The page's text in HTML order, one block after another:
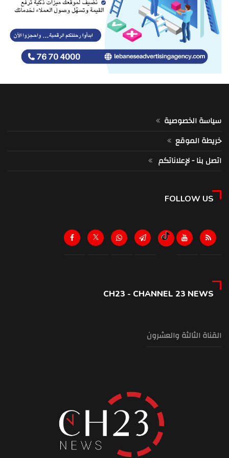
سياسة الخصوصية
خريطة الموقع
اتصل بنا - لإعلاناتكم
FOLLOW US
CH23 - CHANNEL 23 NEWS
القناة الثالثة والعشرون